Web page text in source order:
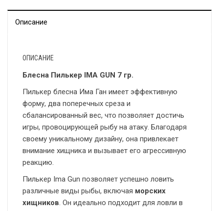
Описание
ОПИСАНИЕ
Блесна Пилькер IMA GUN 7 гр.
Пилькер блесна Има Ган имеет эффективную
форму, два поперечных среза и
сбалансированный вес, что позволяет достичь
игры, провоцирующей рыбу на атаку. Благодаря
своему уникальному дизайну, она привлекает
внимание хищника и вызывает его агрессивную
реакцию.
Пилькер Ima Gun позволяет успешно ловить
различные виды рыбы, включая морских
хищников. Он идеально подходит для ловли в